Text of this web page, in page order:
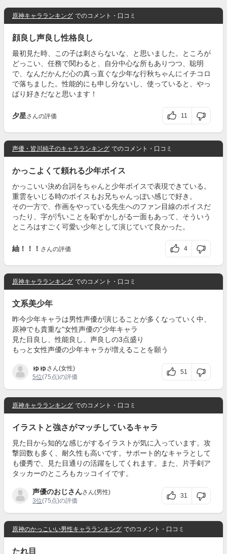
原神キャラランキング でのコメント・口コミ
顔良し声良し性格良し
最初見た時、この子は刺さらないな、と思いました。ところが
どっこい、任務で関わると、自分中心な所もありつつ、聡明
で、なんだかんだ心の真っ直ぐな少年な行秋ちゃんにイチコロ
で落ちました。性能的にも申し分ないし、使っていると、やっ
ぱり好きだなと思います！
夕星さんの評価 11
声優・皆川純子のキャラランキング でのコメント・口コミ
かっこよくて頼れる少年ボイス
かっこいい決め台詞をちゃんと少年ボイスで表現できている。
重雲をいじる時のボイスもお兄ちゃんっぽい感じで好き。
その一方で、作画をやっている先生へのファン目線のボイスだ
ったり、字が汚いことを恥ずかしがる一面もあって、そういう
ところはすごく可愛い少年として演じていて良かった。
紬！！！ さんの評価 4
原神キャラランキング でのコメント・口コミ
文系美少年
昨今少年キャラは男性声優が演じることが多くなっていく中、
原神でも貴重な"女性声優の"少年キャラ
見た目良し、性能良し、声良しの3点盛り
もっと女性声優の少年キャラが増えることを願う
ゅゅさん(女性)
5位(75点)の評価
51
原神キャラランキング でのコメント・口コミ
イラストと強さがマッチしているキャラ
見た目から知的な感じがするイラストが気に入っています。攻
撃回数も多く、耐久性も高いです。サポート的なキャラとして
も優秀で、見た目通りの活躍をしてくれます。また、片手剣ア
タッカーのところもカッコイイです。
声優のおじさんさん(男性)
3位(75点)の評価
31
原神のかっこいい男性キャラランキング でのコメント・口コミ
たれ目